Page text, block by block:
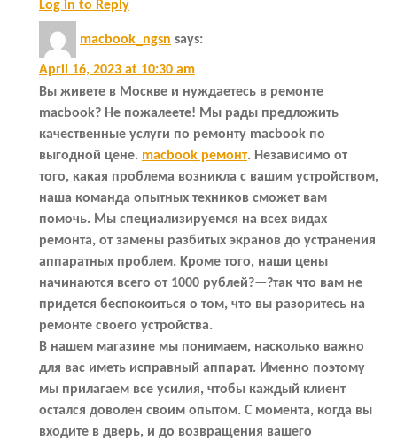
Log in to Reply
macbook_ngsn says:
April 16, 2023 at 10:30 am
Вы живете в Москве и нуждаетесь в ремонте
macbook? Не пожалеете! Мы рады предложить
качественные услуги по ремонту macbook по
выгодной цене. macbook ремонт. Независимо от
того, какая проблема возникла с вашим устройством,
наша команда опытных техников сможет вам
помочь. Мы специализируемся на всех видах
ремонта, от замены разбитых экранов до устранения
аппаратных проблем. Кроме того, наши цены
начинаются всего от 1000 рублей?—?так что вам не
придется беспокоиться о том, что вы разоритесь на
ремонте своего устройства.
В нашем магазине мы понимаем, насколько важно
для вас иметь исправный аппарат. Именно поэтому
мы прилагаем все усилия, чтобы каждый клиент
остался доволен своим опытом. С момента, когда вы
входите в дверь, и до возвращения вашего